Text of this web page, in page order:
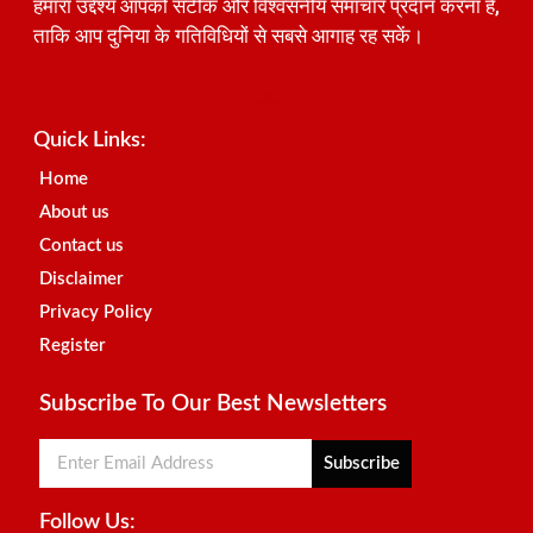
हमारा उद्देश्य आपको सटीक और विश्वसनीय समाचार प्रदान करना है,
ताकि आप दुनिया के गतिविधियों से सबसे आगाह रह सकें।
Quick Links:
Home
About us
Contact us
Disclaimer
Privacy Policy
Register
Subscribe To Our Best Newsletters
Subscribe
Follow Us: